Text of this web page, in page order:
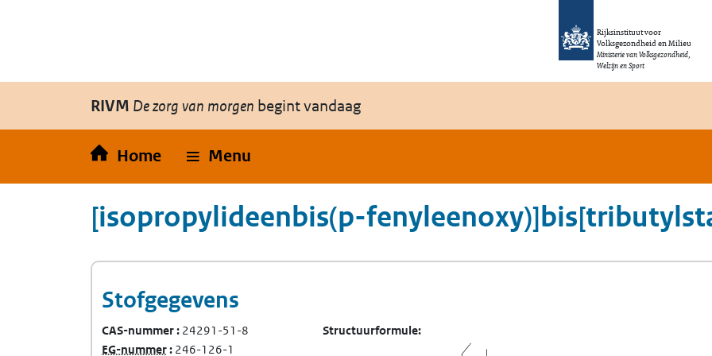
Rijksinstituut voor
Volksgezondheid en Milieu
Ministerie van Volksgezondheid,
Welzijn en Sport
RIVM De zorg van morgen begint vandaag
Home Menu
[isopropylideenbis(p-
Stofgegevens
CAS-nummer 24291-51-8
EG-nummer(Europees Gemeenschap-nummer)
246-126-1
Structuurformule